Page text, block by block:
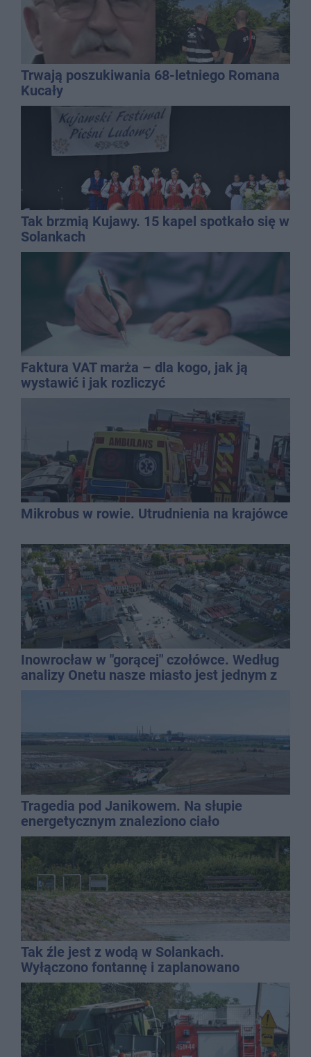
Trwają poszukiwania 68-letniego Romana
Kucały
Tak brzmią Kujawy. 15 kapel spotkało się w
Solankach
Faktura VAT marża – dla kogo, jak ją
wystawić i jak rozliczyć
Mikrobus w rowie. Utrudnienia na krajówce
Inowrocław w "gorącej" czołówce. Według
analizy Onetu nasze miasto jest jednym z
Tragedia pod Janikowem. Na słupie
energetycznym znaleziono ciało
mężczyzny
Tak źle jest z wodą w Solankach.
Wyłączono fontannę i zaplanowano
dolewkę